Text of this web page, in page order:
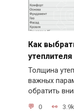
Как
Толщина
важных
обратить
0 3.9k.